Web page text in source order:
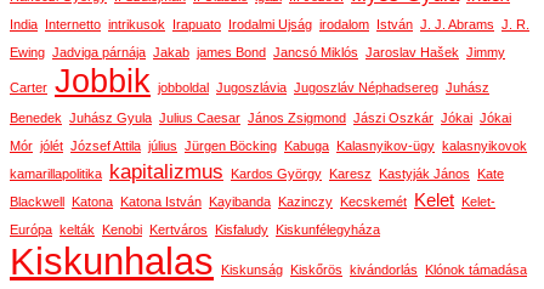
India Internetto intrikusok Irapuato Irodalmi Ujság irodalom István J. J. Abrams J. R.
Ewing Jadviga párnája Jakab james Bond Jancsó Miklós Jaroslav Hašek Jimmy
Carter Jobbik jobboldal Jugoszlávia Jugoszláv Néphadsereg Juhász
Benedek Juhász Gyula Julius Caesar János Zsigmond Jászi Oszkár Jókai Jókai
Mór jólét József Attila július Jürgen Böcking Kabuga Kalasnyikov-ügy kalasnyikovok
kamarillapolitika kapitalizmus Kardos György Karesz Kastyják János
Kate
Blackwell
Katona Katona István Kayibanda Kazinczy Kecskemét Kelet
Kelet-
Európa kelták Kenobi Kertváros Kisfaludy Kiskunfélegyháza
Kiskunhalas Kiskunság Kiskőrös kivándorlás Klónok támadása